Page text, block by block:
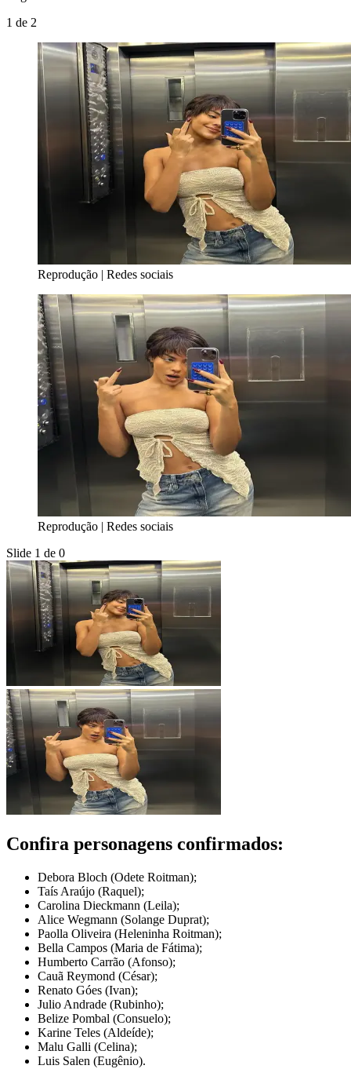
1 de 2
Reprodução | Redes sociais
Reprodução | Redes sociais
Slide 1 de 0
Confira personagens confirmados:
Debora Bloch (Odete Roitman);
Taís Araújo (Raquel);
Carolina Dieckmann (Leila);
Alice Wegmann (Solange Duprat);
Paolla Oliveira (Heleninha Roitman);
Bella Campos (Maria de Fátima);
Humberto Carrão (Afonso);
Cauã Reymond (César);
Renato Góes (Ivan);
Julio Andrade (Rubinho);
Belize Pombal (Consuelo);
Karine Teles (Aldeíde);
Malu Galli (Celina);
Luis Salen (Eugênio).